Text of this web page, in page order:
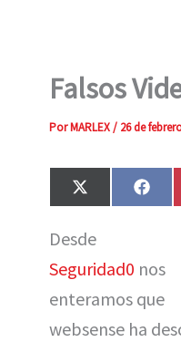
Falsos
PorMARLEX/ 26 de
Compartir
en
X
(
w
t
t
e
r
)
en
F
a
o
o
k
Desde
Seguridad0 nos
enteramos que
websense ha